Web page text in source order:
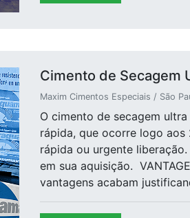
Cimento de Secagem
Maxim Cimentos Especiais / São
O cimento de secagem
rápida, que ocorre logo
rápida ou urgente
em sua aquisição.
vantagens acabam